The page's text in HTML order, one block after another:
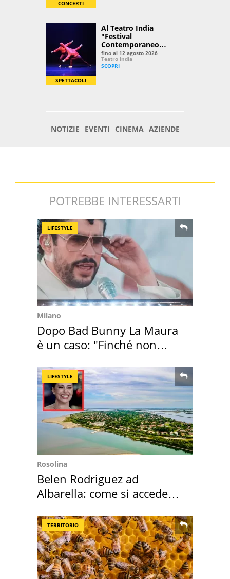
POTREBBE INTERESSARTI
LIFESTYLE
Milano
Dopo Bad Bunny La Maura
è un caso: "Finché non
LIFESTYLE
Rosolina
Belen Rodriguez ad
Albarella: come si accede
TERRITORIO